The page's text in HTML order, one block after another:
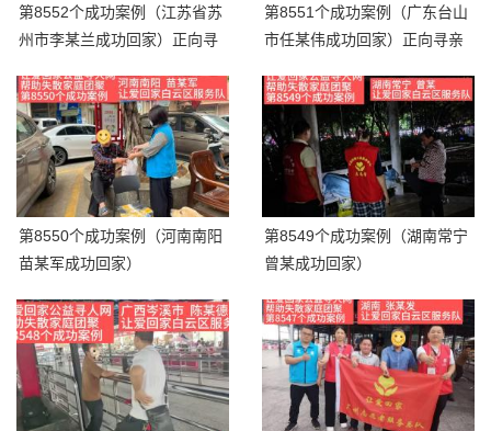
第8552个成功案例（江苏省苏
州市李某兰成功回家）正向寻
第8551个成功案例（广东台山
市任某伟成功回家）正向寻亲
第8550个成功案例（河南南阳
苗某军成功回家）
第8549个成功案例（湖南常宁
曾某成功回家）